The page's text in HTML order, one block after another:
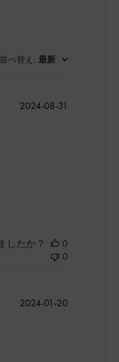
並べ替え : 最新
2024-08-31
したか？
0
0
公
2024-01-20